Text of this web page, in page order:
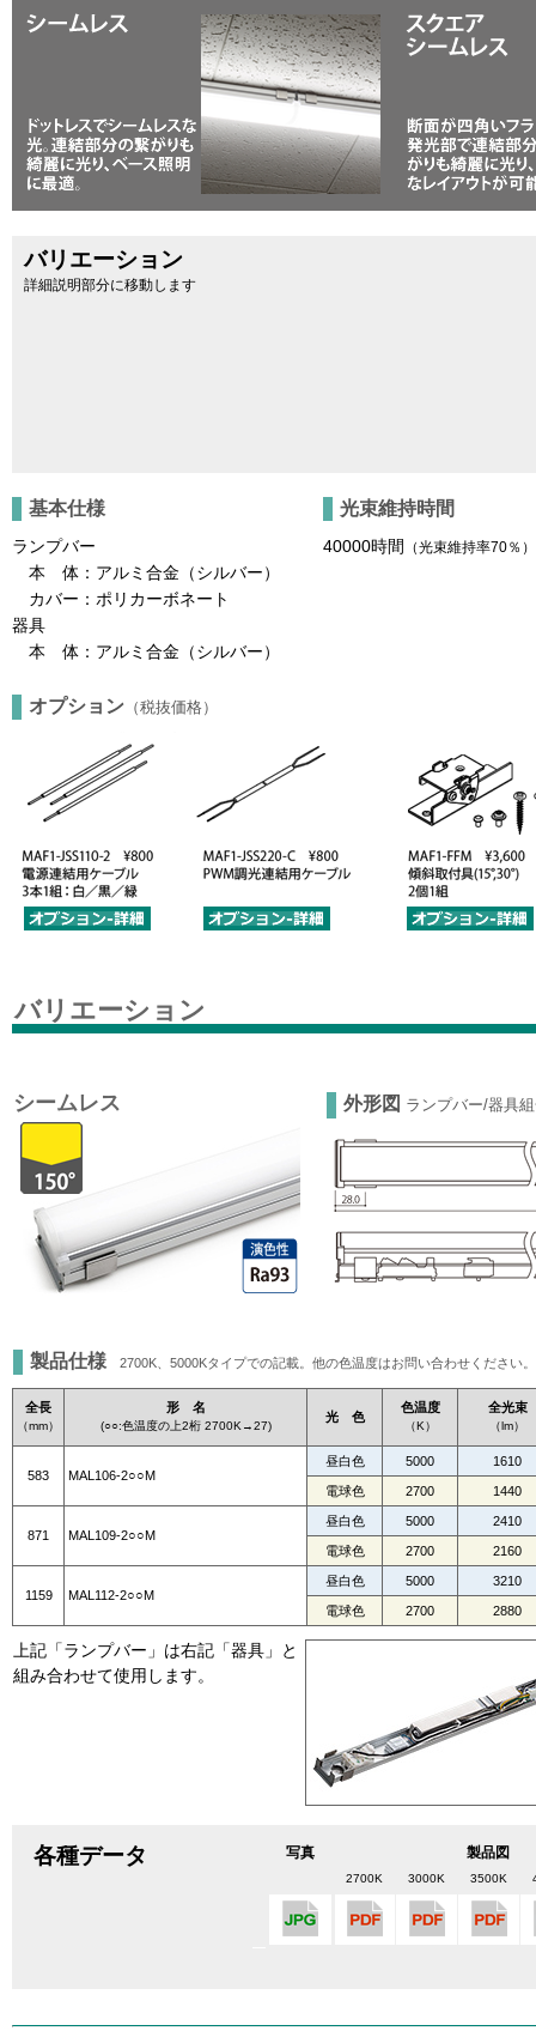
バリエーション
詳細説明部分に移動します
基本仕様
ランプバー
本 体：アルミ合金（シルバー）
カバー：ポリカーボネート
器具
本 体：アルミ合金（シルバー）
光束維持時間
40000時間 （光束維持率70％）
オプション （税抜価格）
バリエーション
シームレス 外形図 ランプバー/器具
製品仕様 2700K、5000Kタイプでの記載。他の色温度はお問い合わせください
全長
（mm）
形 名
(○○:色温度の上2桁 2700K→27)
光 色
色温度
（K）
全光束
（lm）
583 MAL106-2○○M
昼白色 5000 1610
電球色 2700 1440
871 MAL109-2○○M
昼白色 5000 2410
電球色 2700 2160
1159 MAL112-2○○M
昼白色 5000 3210
電球色 2700 2880
上記「ランプバー」は右記「器具」と
組み合わせて使用します。
各種データ 写真 製品図
2700K 3000K 3500K